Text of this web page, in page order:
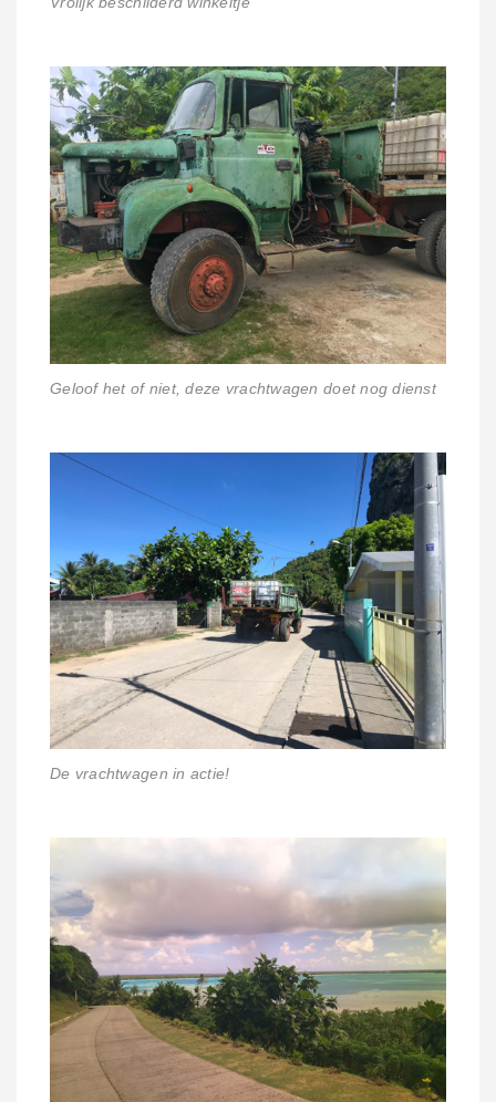
Geloof het of niet, deze vrachtwagen doet nog dienst
De vrachtwagen in actie!